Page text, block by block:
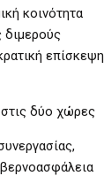
κοινότητα
διμερούς
επίσκεψη
δύο χώρες